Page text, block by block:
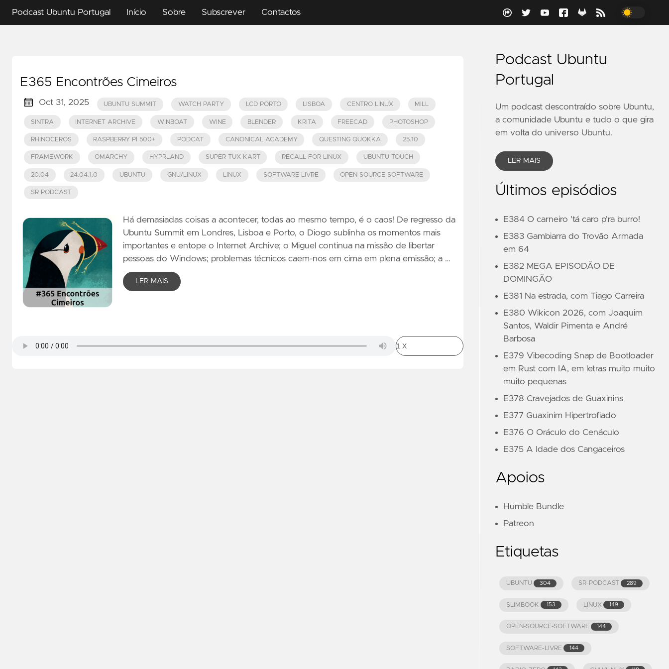
Podcast Ubuntu Portugal Início Sobre Subscrever Contactos
E365 Encontrões Cimeiros
Oct 31, 2025 UBUNTU SUMMIT WATCH PARTY LCD PORTO LISBOA CENTRO LINUX MILL
SINTRA INTERNET ARCHIVE WINBOAT WINE BLENDER KRITA FREECAD PHOTOSHOP
RHINOCEROS RASPBERRY PI 500+ PODCAT CANONICAL ACADEMY QUESTING QUOKKA 25.10
FRAMEWORK OMARCHY HYPRLAND SUPER TUX KART RECALL FOR LINUX UBUNTU TOUCH
20.04 24.04.1.0 UBUNTU GNU/LINUX LINUX SOFTWARE LIVRE OPEN SOURCE SOFTWARE
SR PODCAST
Há demasiadas coisas a acontecer, todas ao mesmo tempo, é o caos! De regresso da
Ubuntu Summit em Londres, Lisboa e Porto, o Diogo sublinha os momentos mais
importantes e entope o Internet Archive; o Miguel continua na missão de libertar
pessoas do Windows; problemas técnicos caem-nos em cima em plena emissão; a …
LER MAIS
Podcast Ubuntu
Portugal
Um podcast descontraído sobre Ubuntu,
a comunidade Ubuntu e tudo o que gira
em volta do universo Ubuntu.
LER MAIS
Últimos episódios
E384 O carneiro 'tá caro p'ra burro!
E383 Gambiarra do Trovão Armada
em 64
E382 MEGA EPISODÃO DE
DOMINGÃO
E381 Na estrada, com Tiago Carreira
E380 Wikicon 2026, com Joaquim
Santos, Waldir Pimenta e André
Barbosa
E379 Vibecoding Snap de Bootloader
em Rust com IA, em letras muito muito
muito pequenas
E378 Cravejados de Guaxinins
E377 Guaxinim Hipertrofiado
E376 O Oráculo do Cenáculo
E375 A Idade dos Cangaceiros
Apoios
Humble Bundle
Patreon
Etiquetas
UBUNTU 304 SR-PODCAST 289
SLIMBOOK 153 LINUX 149
OPEN-SOURCE-SOFTWARE 144
SOFTWARE-LIVRE 144